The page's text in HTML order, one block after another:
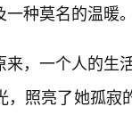
一种莫名的温暖
，一个人的生
，照亮了她孤